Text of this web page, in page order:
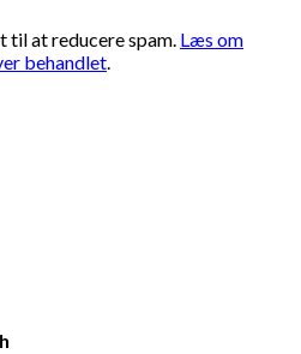
til at reducere spam. Læs om
behandlet.